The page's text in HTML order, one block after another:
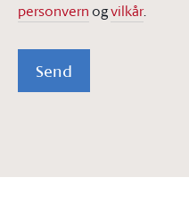
personvern ogvilkår.
Send